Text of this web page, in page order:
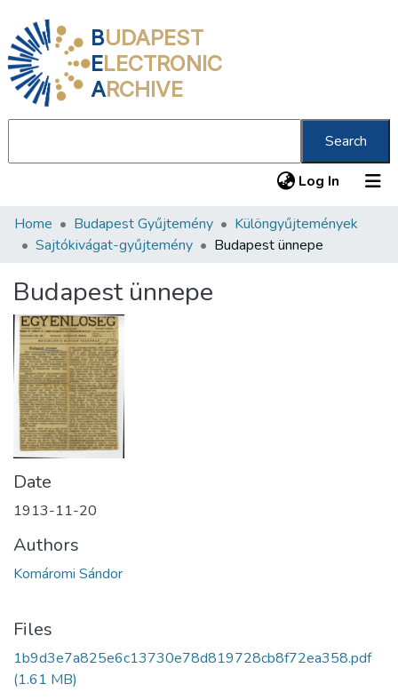
BUDAPEST
ELECTRONIC
ARCHIVE
Search
Log In (current)
Communities & Collections
Statistics
About us
Home Budapest Gyűjtemény
Különgyűjtemények
Sajtókivágat-gyűjtemény
Budapest ünnepe
Budapest ünnepe
Date
1913-11-20
Authors
Komáromi Sándor
Files
1b9d3e7a825e6c13730e78d819728cb8f72ea358.pdf
(1.61 MB)